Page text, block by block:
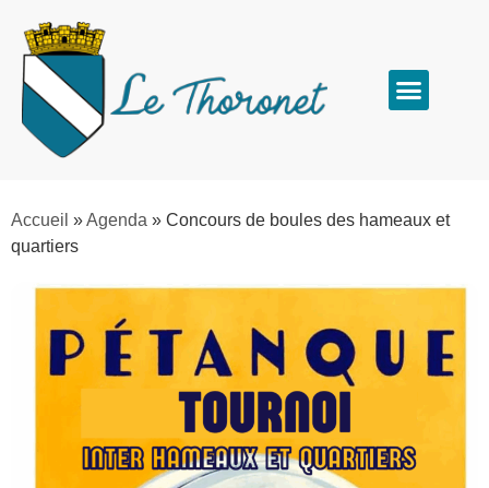
Accueil »Agenda » Concours de boules des hameaux et
quartiers